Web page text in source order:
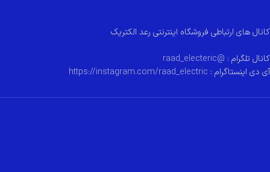
کانال های ارتباطی فروشگاه اینترنتی رعد الکتریک
کانال تلگرام : @raad_electeric
آی دی اینستاگرام : https://instagram.com/raad_electric